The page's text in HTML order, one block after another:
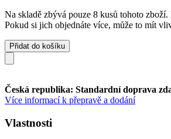
Na skladě zbývá pouze 8 kusů tohoto zboží.
Pokud si jich objednáte více, může to mít
Přidat do košíku
Česká republika: Standardní doprava
Více informací k přepravě a dodání
Vlastnosti